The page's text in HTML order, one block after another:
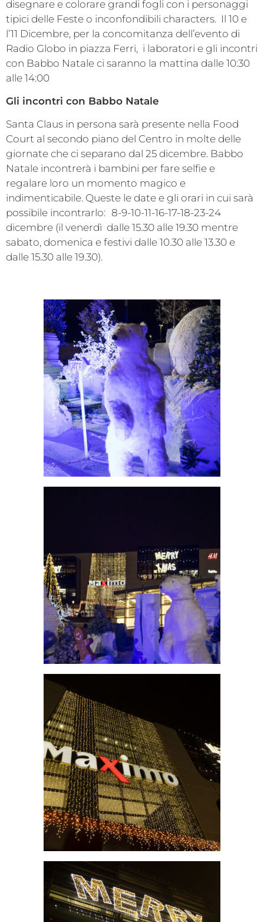
disegnare e colorare grandi fogli con i personaggi
tipici delle Feste o inconfondibili characters. Il 10 e
l’11 Dicembre, per la concomitanza dell’evento di
Radio Globo in piazza Ferri, i laboratori e gli incontri
con Babbo Natale ci saranno la mattina dalle 10:30
alle 14:00
Gli incontri con Babbo Natale
Santa Claus in persona sarà presente nella Food
Court al secondo piano del Centro in molte delle
giornate che ci separano dal 25 dicembre. Babbo
Natale incontrerà i bambini per fare selfie e
regalare loro un momento magico e
indimenticabile. Queste le date e gli orari in cui sarà
possibile incontrarlo: 8-9-10-11-16-17-18-23-24
dicembre (il venerdì dalle 15.30 alle 19.30 mentre
sabato, domenica e festivi dalle 10.30 alle 13.30 e
dalle 15.30 alle 19.30).